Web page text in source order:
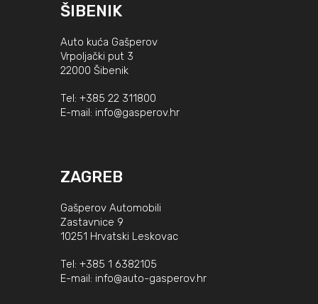
ŠIBENIK
Auto kuća Gašperov
Vrpoljački put 3
22000 Šibenik
Tel: +385 22 311800
E-mail: info@gasperov.hr
ZAGREB
Gašperov Automobili
Zastavnice 9
10251 Hrvatski Leskovac
Tel: +385 1 6382105
E-mail: info@auto-gasperov.hr